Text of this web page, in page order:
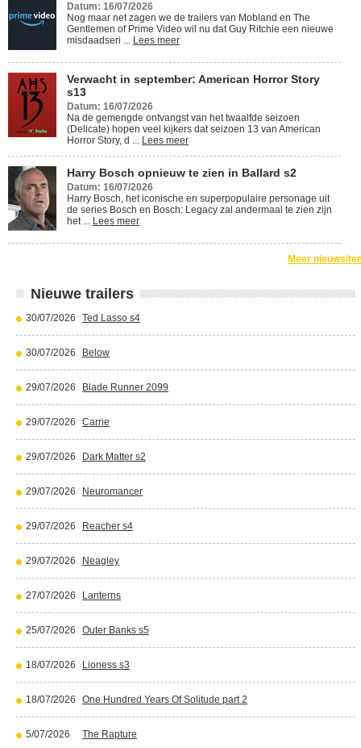
Datum: 16/07/2026
Nog maar net zagen we de trailers van Mobland en The
Gentlemen of Prime Video wil nu dat Guy Ritchie een nieuwe
misdaadseri ... Lees meer
Verwacht in september: American Horror Story
s13
Datum: 16/07/2026
Na de gemengde ontvangst van het twaalfde seizoen
(Delicate) hopen veel kijkers dat seizoen 13 van American
Horror Story, d ... Lees meer
Harry Bosch opnieuw te zien in Ballard s2
Datum: 16/07/2026
Harry Bosch, het iconische en superpopulaire personage uit
de series Bosch en Bosch: Legacy zal andermaal te zien zijn
het ... Lees meer
Meer
Nieuwe trailers
30/07/2026 Ted Lasso s4
30/07/2026 Below
29/07/2026 Blade Runner 2099
29/07/2026 Carrie
29/07/2026 Dark Matter s2
29/07/2026 Neuromancer
29/07/2026 Reacher s4
29/07/2026 Neagley
27/07/2026 Lanterns
25/07/2026 Outer Banks s5
18/07/2026 Lioness s3
18/07/2026 One Hundred Years Of Solitude part 2
5/07/2026 The Rapture